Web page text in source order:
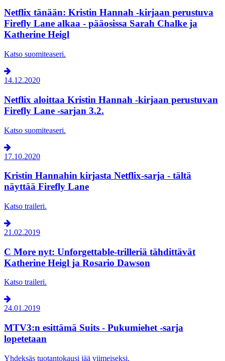
Netflix tänään: Kristin Hannah -kirjaan perustuva
Firefly Lane alkaa - pääosissa Sarah Chalke ja
Katherine Heigl
Katso suomiteaseri.
14.12.2020
Netflix aloittaa Kristin Hannah -kirjaan perustuvan
Firefly Lane -sarjan 3.2.
Katso suomiteaseri.
17.10.2020
Kristin Hannahin kirjasta Netflix-sarja - tältä
näyttää Firefly Lane
Katso traileri.
21.02.2019
C More nyt: Unforgettable-trilleriä tähdittävät
Katherine Heigl ja Rosario Dawson
Katso traileri.
24.01.2019
MTV3:n esittämä Suits - Pukumiehet -sarja
lopetetaan
Yhdeksäs tuotantokausi jää viimeiseksi.